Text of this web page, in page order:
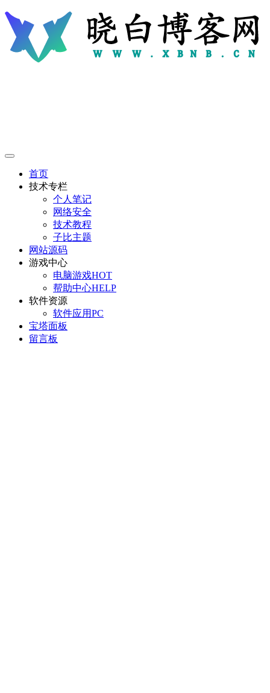
首页
技术专栏
个人笔记
网络安全
技术教程
子比主题
网站源码
游戏中心
电脑游戏HOT
帮助中心HELP
软件资源
软件应用PC
宝塔面板
留言板